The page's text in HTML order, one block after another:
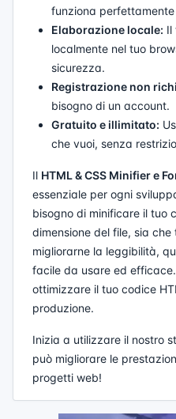
funziona
Elaborazione locale: Il
localmente nel tuo
sicurezza.
Registrazione non
bisogno di un account.
Gratuito e illimitato:
che vuoi, senza
Il HTML & CSS Minifier e
essenziale per ogni
bisogno di minificare il tuo
dimensione del file, sia
migliorarne la leggibilità,
facile da usare ed
ottimizzare il tuo codice
produzione.
Inizia a utilizzare il nostro
può migliorare le
progetti web!